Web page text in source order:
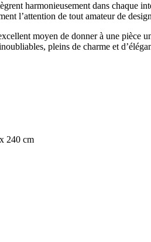
harmonieusement dans chaque
l’attention de tout amateur de
moyen de donner à une
pleins de charme et
240 cm